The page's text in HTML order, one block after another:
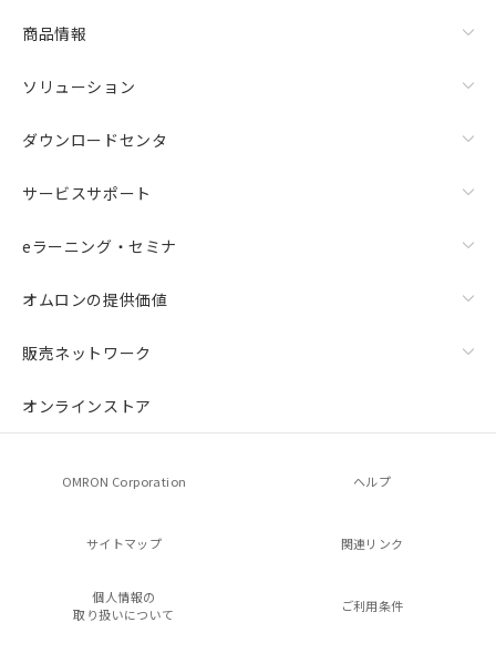
商品情報
ソリューション
ダウンロードセンタ
サービスサポート
eラーニング・セミナ
オムロンの提供価値
販売ネットワーク
オンラインストア
OMRON Corporation ヘルプ
サイトマップ 関連リンク
個人情報の
取り扱いについて
ご利用条件